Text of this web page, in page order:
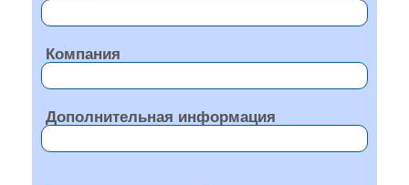
Компания
Дополнительная информация